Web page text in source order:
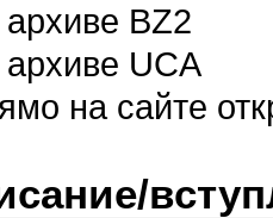
архиве BZ2
архиве UCA
на сайте